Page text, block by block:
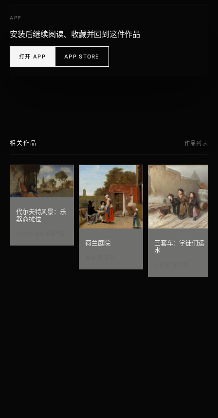
APP
安装后继续阅读、收藏并回到这件作品
打开 APP APP STORE
相关作品 作品列表
代尔夫特风景：乐
器商摊位
荷兰庭院
三套车：学徒们运
水